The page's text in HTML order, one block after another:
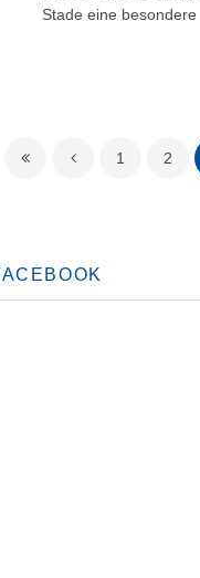
Stade eine
1 2